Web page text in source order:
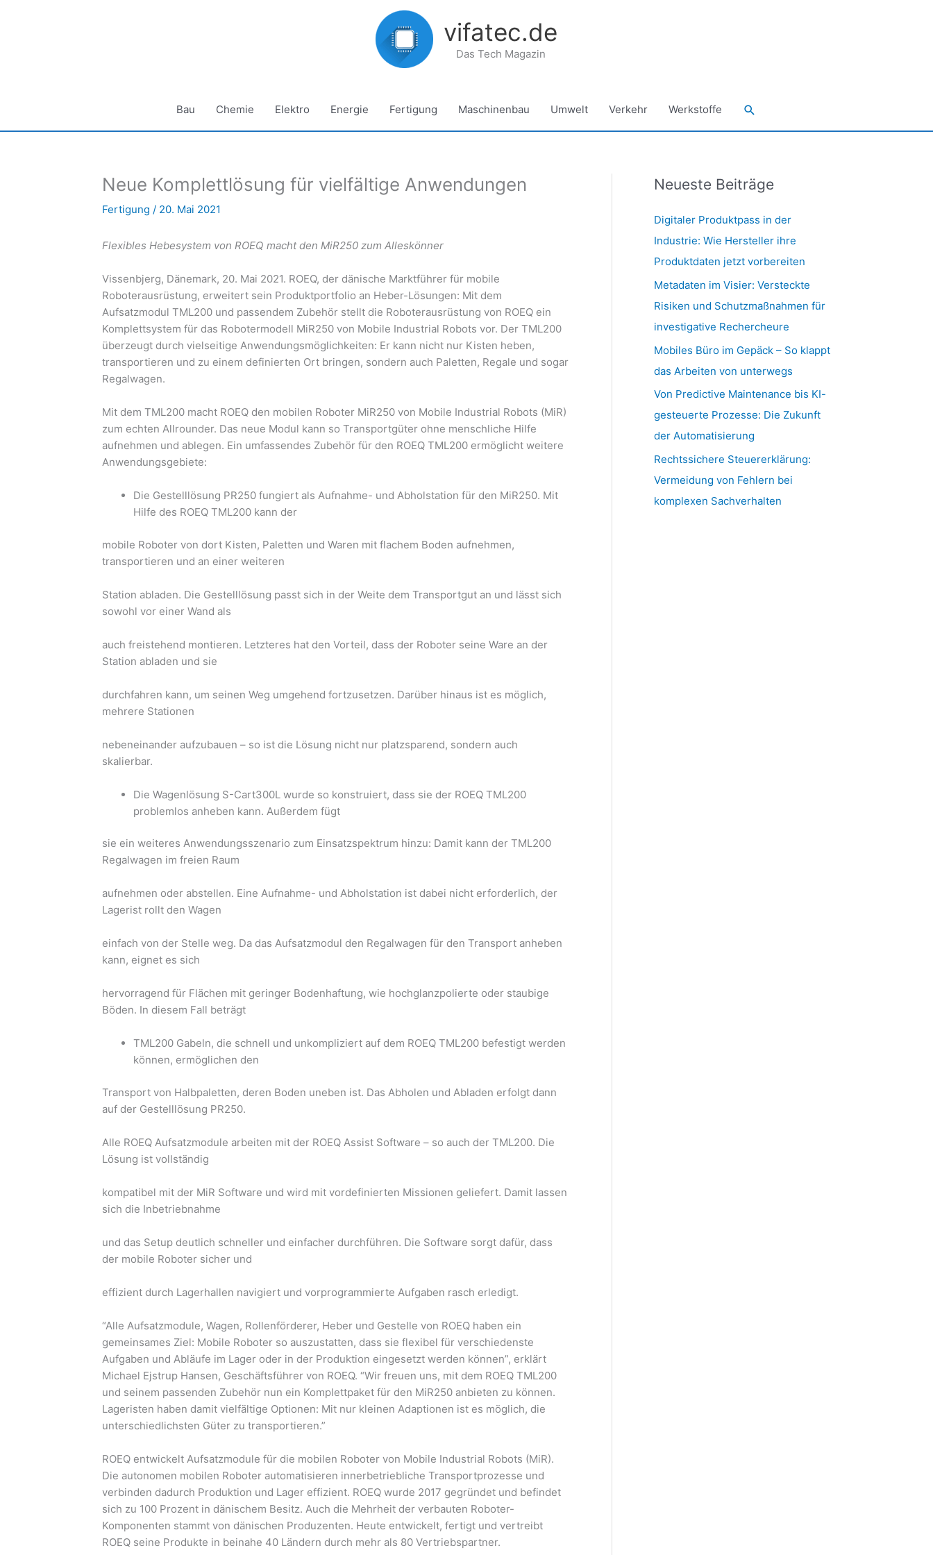
vifatec.de
Das Tech Magazin
Bau Chemie Elektro Energie Fertigung Maschinenbau Umwelt Verkehr Werkstoffe Suchen
Neue Komplettlösung für vielfältige Anwendungen
Fertigung / 20. Mai 2021
Flexibles Hebesystem von ROEQ macht den MiR250 zum Alleskönner
Vissenbjerg, Dänemark, 20. Mai 2021. ROEQ, der dänische Marktführer für mobile
Roboterausrüstung, erweitert sein Produktportfolio an Heber-Lösungen: Mit dem
Aufsatzmodul TML200 und passendem Zubehör stellt die Roboterausrüstung von ROEQ ein
Komplettsystem für das Robotermodell MiR250 von Mobile Industrial Robots vor. Der TML200
überzeugt durch vielseitige Anwendungsmöglichkeiten: Er kann nicht nur Kisten heben,
transportieren und zu einem definierten Ort bringen, sondern auch Paletten, Regale und sogar
Regalwagen.
Mit dem TML200 macht ROEQ den mobilen Roboter MiR250 von Mobile Industrial Robots (MiR)
zum echten Allrounder. Das neue Modul kann so Transportgüter ohne menschliche Hilfe
aufnehmen und ablegen. Ein umfassendes Zubehör für den ROEQ TML200 ermöglicht weitere
Anwendungsgebiete:
Die Gestelllösung PR250 fungiert als Aufnahme- und Abholstation für den MiR250. Mit
Hilfe des ROEQ TML200 kann der
mobile Roboter von dort Kisten, Paletten und Waren mit flachem Boden aufnehmen,
transportieren und an einer weiteren
Station abladen. Die Gestelllösung passt sich in der Weite dem Transportgut an und lässt sich
sowohl vor einer Wand als
auch freistehend montieren. Letzteres hat den Vorteil, dass der Roboter seine Ware an der
Station abladen und sie
durchfahren kann, um seinen Weg umgehend fortzusetzen. Darüber hinaus ist es möglich,
mehrere Stationen
nebeneinander aufzubauen – so ist die Lösung nicht nur platzsparend, sondern auch
skalierbar.
Die Wagenlösung S-Cart300L wurde so konstruiert, dass sie der ROEQ TML200
problemlos anheben kann. Außerdem fügt
sie ein weiteres Anwendungsszenario zum Einsatzspektrum hinzu: Damit kann der TML200
Regalwagen im freien Raum
aufnehmen oder abstellen. Eine Aufnahme- und Abholstation ist dabei nicht erforderlich, der
Lagerist rollt den Wagen
einfach von der Stelle weg. Da das Aufsatzmodul den Regalwagen für den Transport anheben
kann, eignet es sich
hervorragend für Flächen mit geringer Bodenhaftung, wie hochglanzpolierte oder staubige
Böden. In diesem Fall beträgt
TML200 Gabeln, die schnell und unkompliziert auf dem ROEQ TML200 befestigt werden
können, ermöglichen den
Transport von Halbpaletten, deren Boden uneben ist. Das Abholen und Abladen erfolgt dann
auf der Gestelllösung PR250.
Alle ROEQ Aufsatzmodule arbeiten mit der ROEQ Assist Software – so auch der TML200. Die
Lösung ist vollständig
kompatibel mit der MiR Software und wird mit vordefinierten Missionen geliefert. Damit lassen
sich die Inbetriebnahme
und das Setup deutlich schneller und einfacher durchführen. Die Software sorgt dafür, dass
der mobile Roboter sicher und
effizient durch Lagerhallen navigiert und vorprogrammierte Aufgaben rasch erledigt.
“Alle Aufsatzmodule, Wagen, Rollenförderer, Heber und Gestelle von ROEQ haben ein
gemeinsames Ziel: Mobile Roboter so auszustatten, dass sie flexibel für verschiedenste
Aufgaben und Abläufe im Lager oder in der Produktion eingesetzt werden können”, erklärt
Michael Ejstrup Hansen, Geschäftsführer von ROEQ. “Wir freuen uns, mit dem ROEQ TML200
und seinem passenden Zubehör nun ein Komplettpaket für den MiR250 anbieten zu können.
Lageristen haben damit vielfältige Optionen: Mit nur kleinen Adaptionen ist es möglich, die
unterschiedlichsten Güter zu transportieren.”
ROEQ entwickelt Aufsatzmodule für die mobilen Roboter von Mobile Industrial Robots (MiR).
Die autonomen mobilen Roboter automatisieren innerbetriebliche Transportprozesse und
verbinden dadurch Produktion und Lager effizient. ROEQ wurde 2017 gegründet und befindet
sich zu 100 Prozent in dänischem Besitz. Auch die Mehrheit der verbauten Roboter-
Komponenten stammt von dänischen Produzenten. Heute entwickelt, fertigt und vertreibt
ROEQ seine Produkte in beinahe 40 Ländern durch mehr als 80 Vertriebspartner.
Neueste Beiträge
Digitaler Produktpass in der
Industrie: Wie Hersteller ihre
Produktdaten jetzt vorbereiten
Metadaten im Visier: Versteckte
Risiken und Schutzmaßnahmen für
investigative Rechercheure
Mobiles Büro im Gepäck – So klappt
das Arbeiten von unterwegs
Von Predictive Maintenance bis KI-
gesteuerte Prozesse: Die Zukunft
der Automatisierung
Rechtssichere Steuererklärung:
Vermeidung von Fehlern bei
komplexen Sachverhalten